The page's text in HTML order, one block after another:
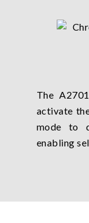
The
activate
mode to
enabling